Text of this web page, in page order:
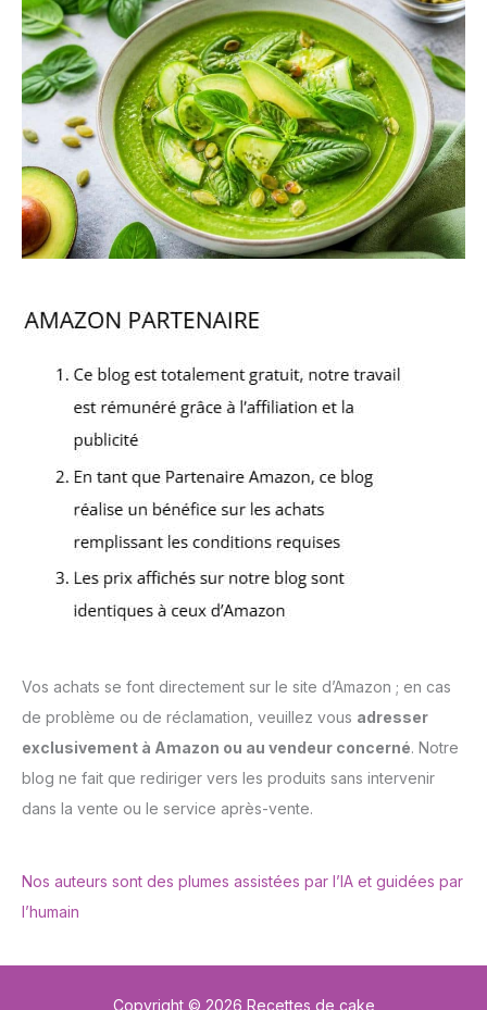
Vos achats se font directement sur le site d’Amazon ; en cas
de problème ou de réclamation, veuillez vous adresser
exclusivement à Amazon ou au vendeur concerné. Notre
blog ne fait que rediriger vers les produits sans intervenir
dans la vente ou le service après-vente.
Nos auteurs sont des plumes assistées par l’IA et guidées par
l’humain
Copyright © 2026 Recettes de cake